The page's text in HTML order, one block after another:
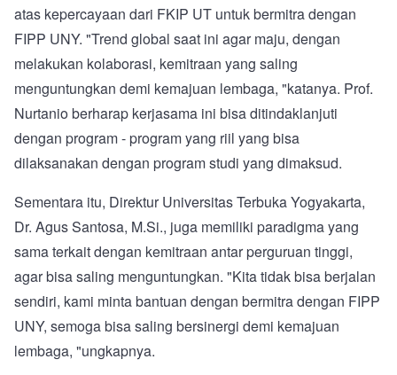
atas kepercayaan dari FKIP UT untuk bermitra dengan
FIPP UNY. "Trend global saat ini agar maju, dengan
melakukan kolaborasi, kemitraan yang saling
menguntungkan demi kemajuan lembaga, "katanya. Prof.
Nurtanio berharap kerjasama ini bisa ditindaklanjuti
dengan program - program yang riil yang bisa
dilaksanakan dengan program studi yang dimaksud.
Sementara itu, Direktur Universitas Terbuka Yogyakarta,
Dr. Agus Santosa, M.Si., juga memiliki paradigma yang
sama terkait dengan kemitraan antar perguruan tinggi,
agar bisa saling menguntungkan. "Kita tidak bisa berjalan
sendiri, kami minta bantuan dengan bermitra dengan FIPP
UNY, semoga bisa saling bersinergi demi kemajuan
lembaga, "ungkapnya.